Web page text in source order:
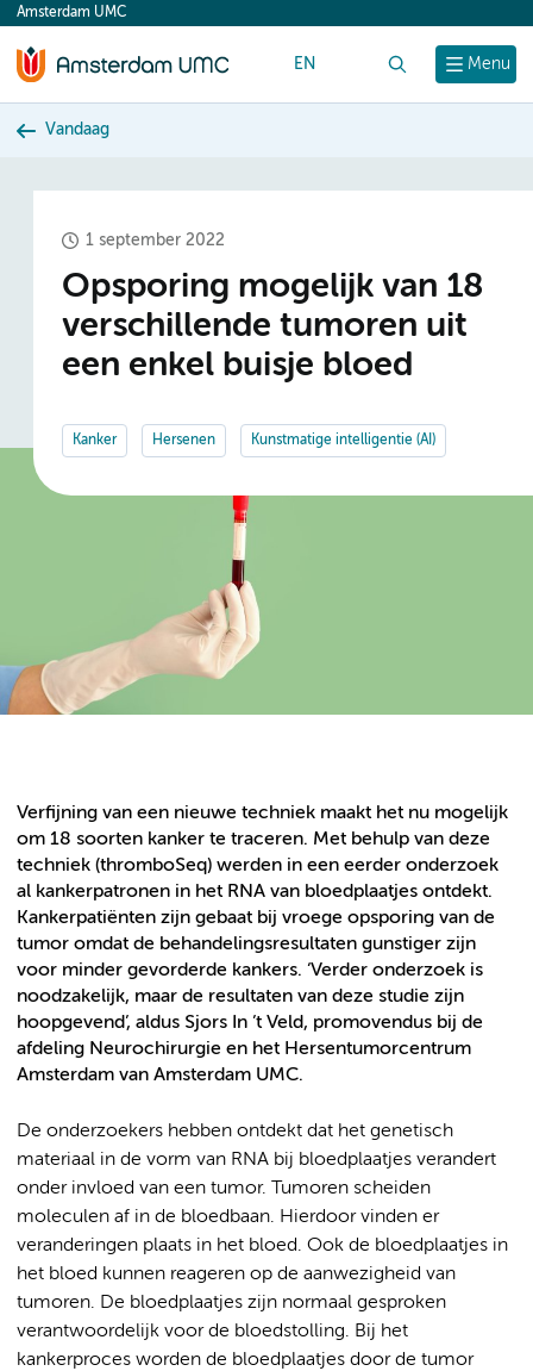
content
Menu
Amsterdam UMC
EN
Vandaag
1 september 2022
Opsporing mogelijk van 18
verschillende tumoren uit
een enkel buisje bloed
Kanker Hersenen Kunstmatige intelligentie (AI)
Verfijning van een nieuwe techniek maakt het nu mogelijk
om 18 soorten kanker te traceren. Met behulp van deze
techniek (thromboSeq) werden in een eerder onderzoek
al kankerpatronen in het RNA van bloedplaatjes ontdekt.
Kankerpatiënten zijn gebaat bij vroege opsporing van de
tumor omdat de behandelingsresultaten gunstiger zijn
voor minder gevorderde kankers. ‘Verder onderzoek is
noodzakelijk, maar de resultaten van deze studie zijn
hoopgevend’, aldus Sjors In ’t Veld, promovendus bij de
afdeling Neurochirurgie en het Hersentumorcentrum
Amsterdam van Amsterdam UMC.
De onderzoekers hebben ontdekt dat het genetisch
materiaal in de vorm van RNA bij bloedplaatjes verandert
onder invloed van een tumor. Tumoren scheiden
moleculen af in de bloedbaan. Hierdoor vinden er
veranderingen plaats in het bloed. Ook de bloedplaatjes in
het bloed kunnen reageren op de aanwezigheid van
tumoren. De bloedplaatjes zijn normaal gesproken
verantwoordelijk voor de bloedstolling. Bij het
kankerproces worden de bloedplaatjes door de tumor